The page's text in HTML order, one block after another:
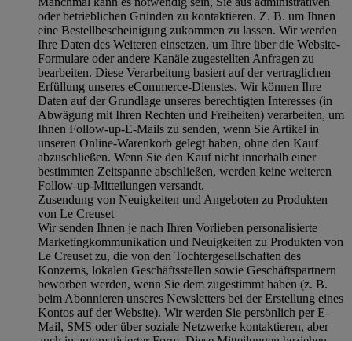
oder betrieblichen Gründen zu kontaktieren. Z. B. um Ihnen
eine Bestellbescheinigung zukommen zu lassen. Wir werden
Ihre Daten des Weiteren einsetzen, um Ihre über die Website-
Formulare oder andere Kanäle zugestellten Anfragen zu
bearbeiten. Diese Verarbeitung basiert auf der vertraglichen
Erfüllung unseres eCommerce-Dienstes. Wir können Ihre
Daten auf der Grundlage unseres berechtigten Interesses (in
Abwägung mit Ihren Rechten und Freiheiten) verarbeiten, um
Ihnen Follow-up-E-Mails zu senden, wenn Sie Artikel in
unseren Online-Warenkorb gelegt haben, ohne den Kauf
abzuschließen. Wenn Sie den Kauf nicht innerhalb einer
bestimmten Zeitspanne abschließen, werden keine weiteren
Follow-up-Mitteilungen versandt.
Zusendung von Neuigkeiten und Angeboten zu Produkten
von Le Creuset
Wir senden Ihnen je nach Ihren Vorlieben personalisierte
Marketingkommunikation und Neuigkeiten zu Produkten von
Le Creuset zu, die von den Tochtergesellschaften des
Konzerns, lokalen Geschäftsstellen sowie Geschäftspartnern
beworben werden, wenn Sie dem zugestimmt haben (z. B.
beim Abonnieren unseres Newsletters bei der Erstellung eines
Kontos auf der Website). Wir werden Sie persönlich per E-
Mail, SMS oder über soziale Netzwerke kontaktieren, aber